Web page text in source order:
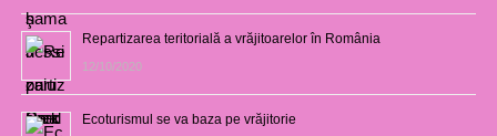
Repartizarea teritorială a vrăjitoarelor în România
12/10/2020
Ecoturismul se va baza pe vrăjitorie